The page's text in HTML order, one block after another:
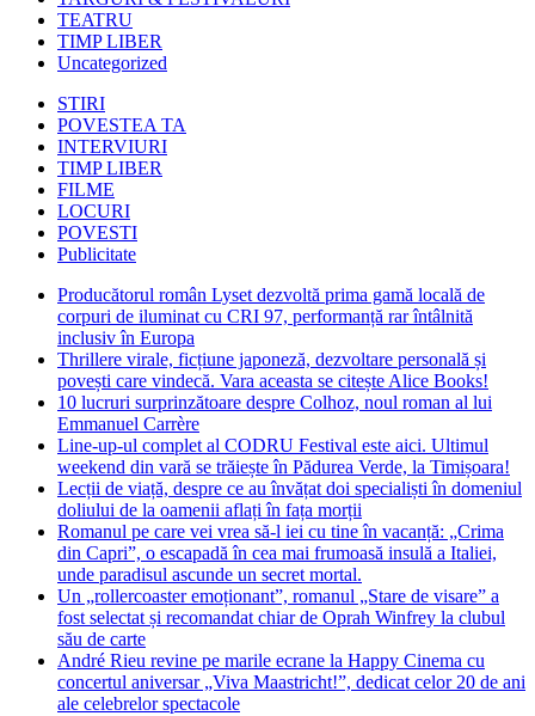
TEATRU
TIMP LIBER
Uncategorized
STIRI
POVESTEA TA
INTERVIURI
TIMP LIBER
FILME
LOCURI
POVESTI
Publicitate
Producătorul român Lyset dezvoltă prima gamă locală de
corpuri de iluminat cu CRI 97, performanță rar întâlnită
inclusiv în Europa
Thrillere virale, ficțiune japoneză, dezvoltare personală și
povești care vindecă. Vara aceasta se citește Alice Books!
10 lucruri surprinzătoare despre Colhoz, noul roman al lui
Emmanuel Carrère
Line-up-ul complet al CODRU Festival este aici. Ultimul
weekend din vară se trăiește în Pădurea Verde, la Timișoara!
Lecții de viață, despre ce au învățat doi specialiști în domeniul
doliului de la oamenii aflați în fața morții
Romanul pe care vei vrea să-l iei cu tine în vacanță: „Crima
din Capri”, o escapadă în cea mai frumoasă insulă a Italiei,
unde paradisul ascunde un secret mortal.
Un „rollercoaster emoționant”, romanul „Stare de visare” a
fost selectat și recomandat chiar de Oprah Winfrey la clubul
său de carte
André Rieu revine pe marile ecrane la Happy Cinema cu
concertul aniversar „Viva Maastricht!”, dedicat celor 20 de ani
ale celebrelor spectacole